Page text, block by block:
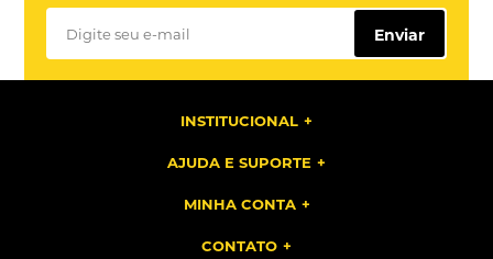
Enviar
INSTITUCIONAL
AJUDA E SUPORTE
MINHA CONTA
CONTATO